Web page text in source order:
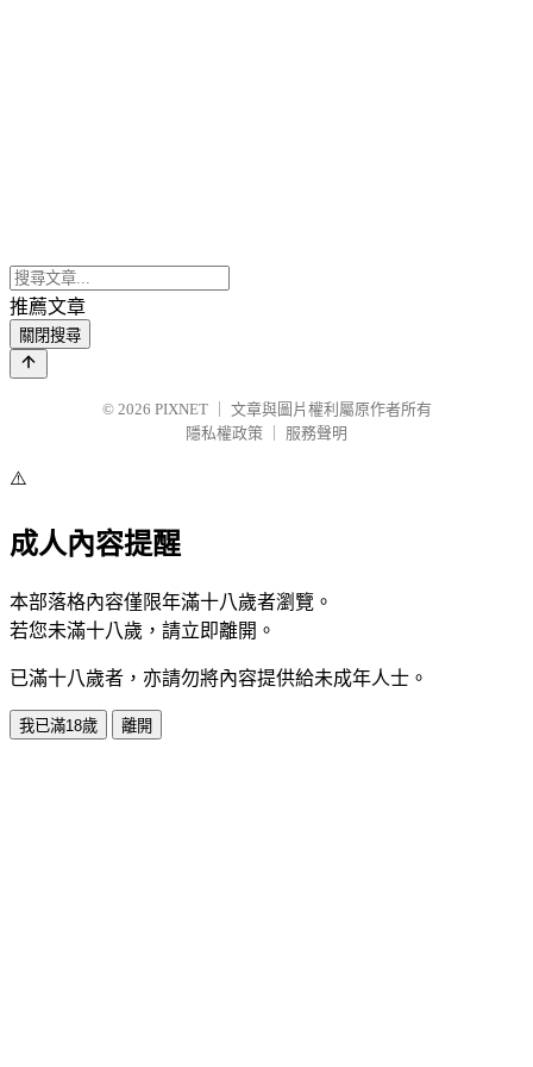
推薦文章
關閉搜尋
© 2026 PIXNET
文章與圖片權利屬原作者所有
隱私權政策
服務聲明
⚠️
成人內容提醒
本部落格內容僅限年滿十八歲者瀏覽。
若您未滿十八歲，請立即離開。
已滿十八歲者，亦請勿將內容提供給未成年人士。
我已滿18歲 離開